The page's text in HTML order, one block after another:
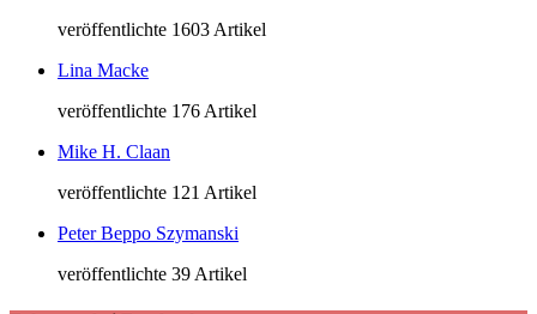
veröffentlichte 1603 Artikel
Lina Macke
veröffentlichte 176 Artikel
Mike H. Claan
veröffentlichte 121 Artikel
Peter Beppo Szymanski
veröffentlichte 39 Artikel